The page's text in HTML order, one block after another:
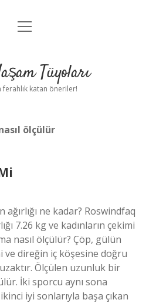
Anasayfa
Yasal Uyarı
menüyü
Tüyoları
ferahlık katan öneriler!
ölçülür
ne kadar? Roswindfaq
7.26 kg ve kadınların çekimi
nasıl ölçülür? Çöp, gülün
direğin iç köşesine doğru
Ölçülen uzunluk bir
İki sporcu aynı sona
iyi sonlarıyla başa çıkan